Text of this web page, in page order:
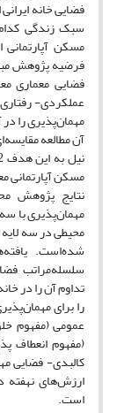
فضایی خانه
سبک زندگی کدام
مسکن
فرضیه پژوهش
فضایی معماری
عملکردی- رفتاری
مهمان‌پذیری را
آن مطالعه
مسکن آپارتمانی
نتایج پژوهش
مهمان‌پذیری با
محیطی در سه
شده‌است.
سلسله‌مراتب
تداوم آن را در
را برای
عمومی (مفهوم
(مفهوم انعطاف
کالبدی- فضایی
ارزش‌های نهفته
است.